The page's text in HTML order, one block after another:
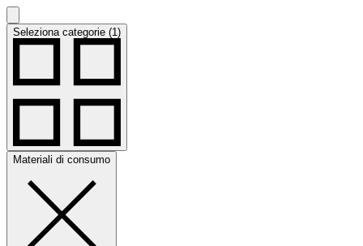
Seleziona categorie (1)
Materiali di consumo